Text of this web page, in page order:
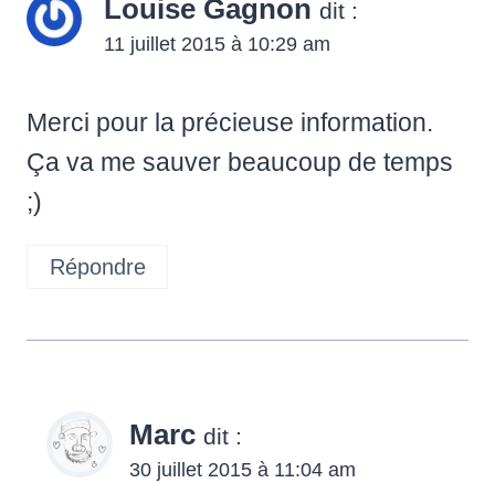
Louise Gagnon dit :
11 juillet 2015 à 10:29 am
Merci pour la précieuse information.
Ça va me sauver beaucoup de temps
;)
Répondre
Marc dit :
30 juillet 2015 à 11:04 am